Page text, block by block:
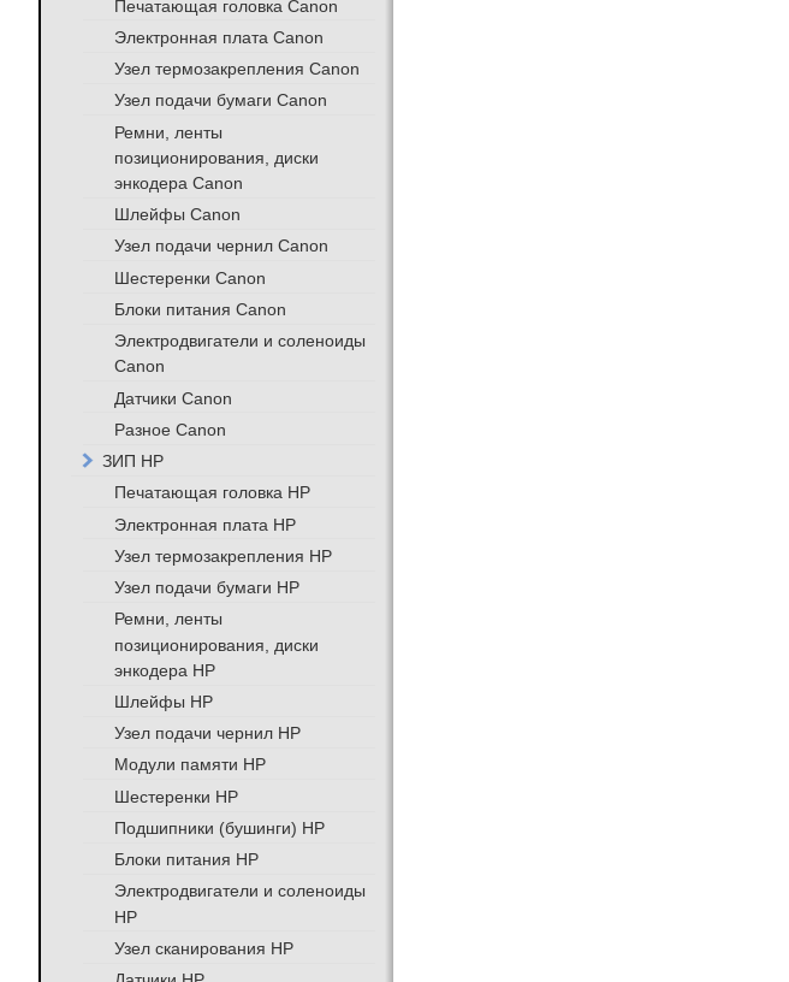
Печатающая головка Canon
Электронная плата Canon
Узел термозакрепления Canon
Узел подачи бумаги Canon
Ремни, ленты
позиционирования, диски
энкодера Canon
Шлейфы Canon
Узел подачи чернил Canon
Шестеренки Canon
Блоки питания Canon
Электродвигатели и соленоиды
Canon
Датчики Canon
Разное Canon
ЗИП HP
Печатающая головка HP
Электронная плата HP
Узел термозакрепления HP
Узел подачи бумаги HP
Ремни, ленты
позиционирования, диски
энкодера HP
Шлейфы HP
Узел подачи чернил HP
Модули памяти HP
Шестеренки HP
Подшипники (бушинги) HP
Блоки питания HP
Электродвигатели и соленоиды
HP
Узел сканирования HP